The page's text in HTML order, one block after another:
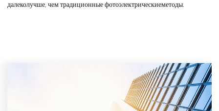
далеколучше, чем традиционные фотоэлектрическиеметоды.